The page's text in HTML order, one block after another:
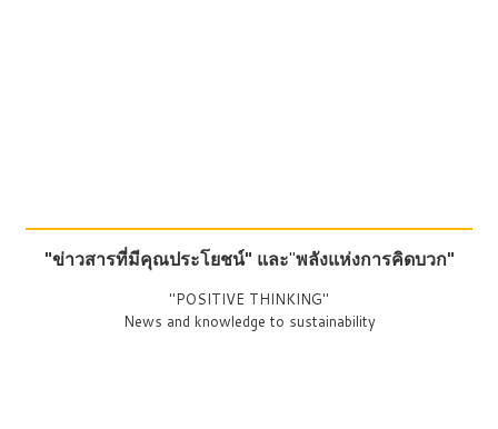
"ข่าวสารที่มีคุณประโยชน์" และ"พลังแห่งการคิดบวก"
"POSITIVE THINKING"
News and knowledge to sustainability